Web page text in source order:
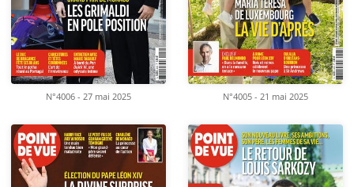
N°4006 - 27 mai 2025 N°4005 - 21 mai 2025